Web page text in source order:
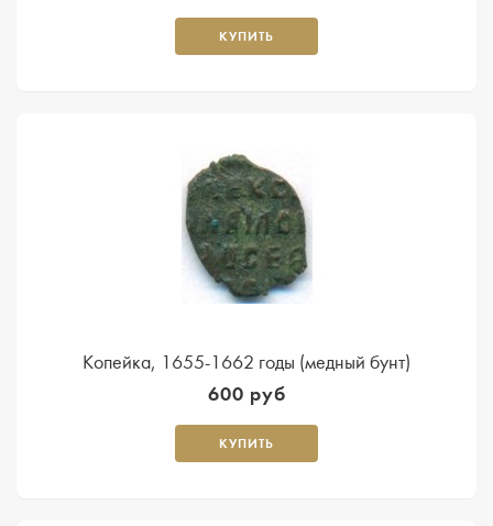
КУПИТЬ
Копейка, 1655-1662 годы (медный бунт)
600 руб
КУПИТЬ